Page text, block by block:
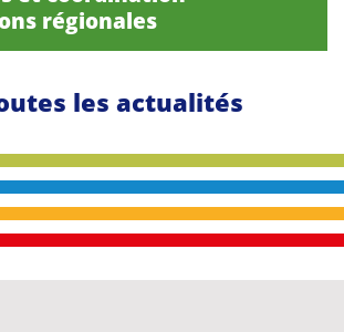
régionales
les actualités